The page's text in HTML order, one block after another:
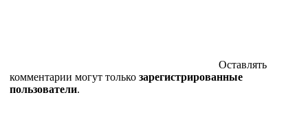
Оставлять
комментарии могут только зарегистрированные
пользователи.